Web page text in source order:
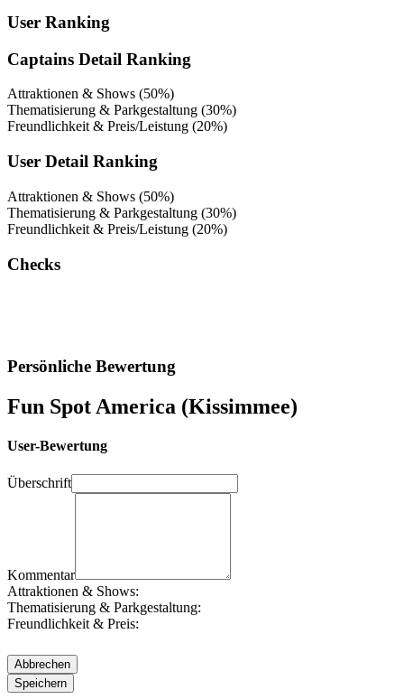
User Ranking
Captains Detail Ranking
Attraktionen & Shows (50%)
Thematisierung & Parkgestaltung (30%)
Freundlichkeit & Preis/Leistung (20%)
User Detail Ranking
Attraktionen & Shows (50%)
Thematisierung & Parkgestaltung (30%)
Freundlichkeit & Preis/Leistung (20%)
Checks
Persönliche Bewertung
Fun Spot America (Kissimmee)
User-Bewertung
Überschrift
Kommentar
Attraktionen & Shows:
Thematisierung & Parkgestaltung:
Freundlichkeit & Preis: